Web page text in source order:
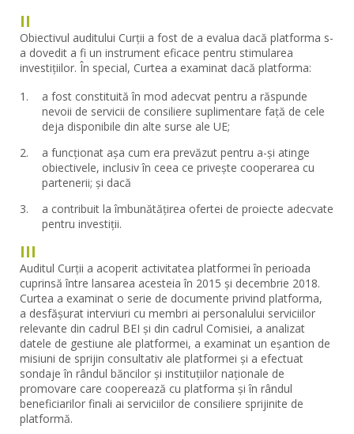
II
Obiectivul auditului Curții a fost de a evalua dacă platforma s-
a dovedit a fi un instrument eficace pentru stimularea
investițiilor. În special, Curtea a examinat dacă platforma:
a fost constituită în mod adecvat pentru a răspunde
nevoii de servicii de consiliere suplimentare față de cele
deja disponibile din alte surse ale UE;
a funcționat așa cum era prevăzut pentru a-și atinge
obiectivele, inclusiv în ceea ce privește cooperarea cu
partenerii; și dacă
a contribuit la îmbunătățirea ofertei de proiecte adecvate
pentru investiții.
III
Auditul Curții a acoperit activitatea platformei în perioada
cuprinsă între lansarea acesteia în 2015 și decembrie 2018.
Curtea a examinat o serie de documente privind platforma,
a desfășurat interviuri cu membri ai personalului serviciilor
relevante din cadrul BEI și din cadrul Comisiei, a analizat
datele de gestiune ale platformei, a examinat un eșantion de
misiuni de sprijin consultativ ale platformei și a efectuat
sondaje în rândul băncilor și instituțiilor naționale de
promovare care cooperează cu platforma și în rândul
beneficiarilor finali ai serviciilor de consiliere sprijinite de
platformă.